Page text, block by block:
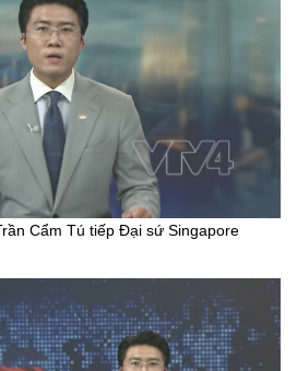
Cẩm Tú tiếp Đại sứ Singapore